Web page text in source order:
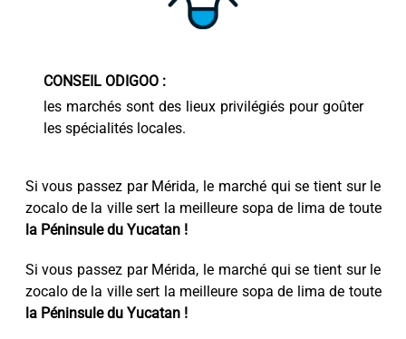
CONSEIL ODIGOO :
les marchés sont des lieux privilégiés pour goûter
les spécialités locales.
Si vous passez par Mérida, le marché qui se tient sur le
zocalo de la ville sert la meilleure sopa de lima de toute
la Péninsule du Yucatan !
Si vous passez par Mérida, le marché qui se tient sur le
zocalo de la ville sert la meilleure sopa de lima de toute
la Péninsule du Yucatan !